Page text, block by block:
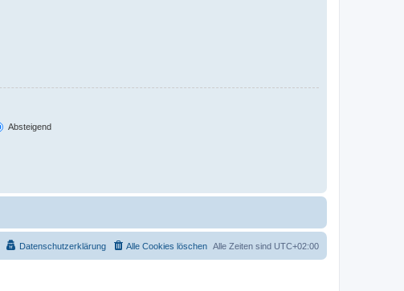
Absteigend
Alle Zeiten sind UTC+02:00
Alle Cookies löschen
Datenschutzerklärung